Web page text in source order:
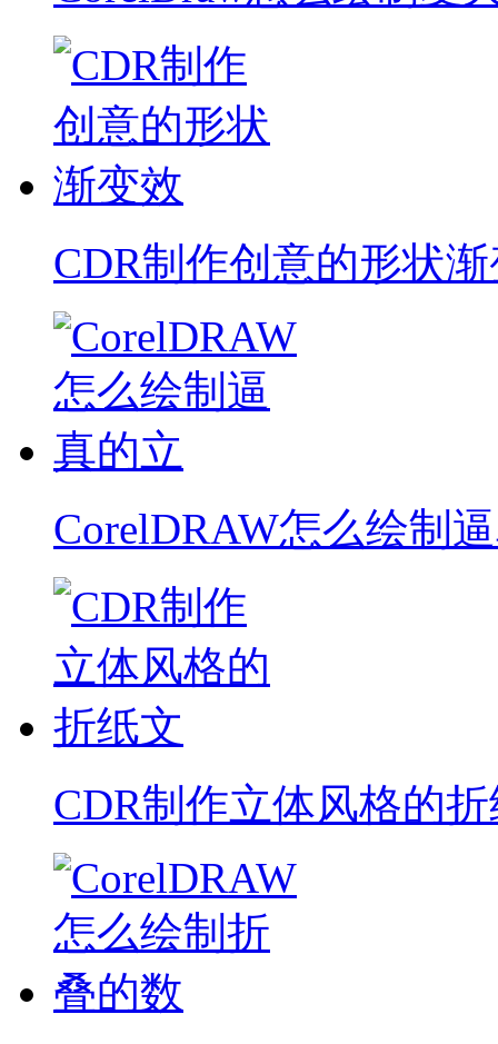
CDR制作创意的形状
CorelDRAW怎么绘制
CDR制作立体风格的